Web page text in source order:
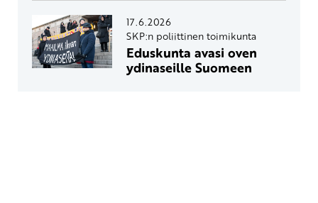
17.6.2026
SKP:n poliittinen toimikunta
Eduskunta avasi oven
ydinaseille Suomeen